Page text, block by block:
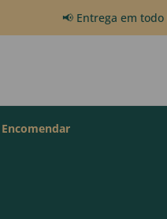
📢 Entrega em todo
Encomendar